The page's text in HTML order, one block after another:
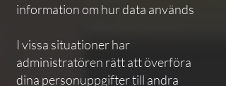
information om hur data används
I vissa situationer har
administratören rätt att överföra
dina personuppgifter till andra